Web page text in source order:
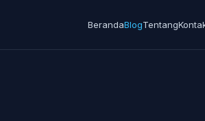
BerandaBlogTentang